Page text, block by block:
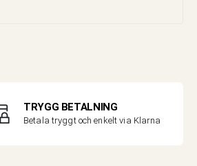
TRYGG BETALNING
Betala tryggt och enkelt via Klarna